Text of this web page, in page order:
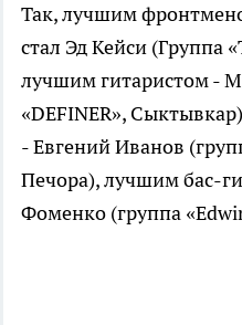
Так, лучшим
стал Эд Кейси (Группа
лучшим гитаристом -
«DEFINER»,
- Евгений Иванов
Печора), лучшим бас-
Фоменко (группа